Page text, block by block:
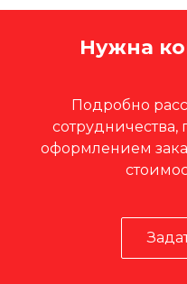
Нужна
Подробно
оформлением